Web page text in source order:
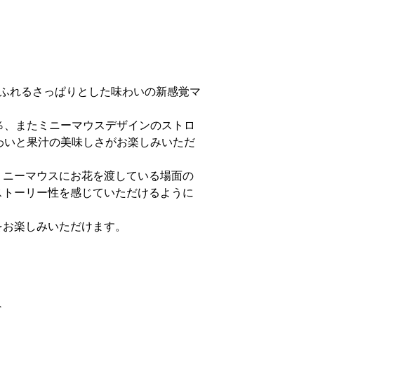
れるさっぱりとした味わいの新感覚マ
またミニーマウスデザインのストロ
と果汁の美味しさがお楽しみいただ
ーマウスにお花を渡している場面の
ーリー性を感じていただけるように
楽しみいただけます。